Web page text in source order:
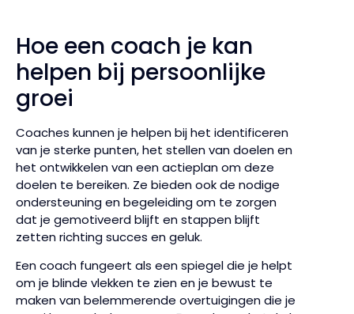
Hoe een coach je kan
helpen bij persoonlijke
groei
Coaches kunnen je helpen bij het identificeren
van je sterke punten, het stellen van doelen en
het ontwikkelen van een actieplan om deze
doelen te bereiken. Ze bieden ook de nodige
ondersteuning en begeleiding om te zorgen
dat je gemotiveerd blijft en stappen blijft
zetten richting succes en geluk.
Een coach fungeert als een spiegel die je helpt
om je blinde vlekken te zien en je bewust te
maken van belemmerende overtuigingen die je